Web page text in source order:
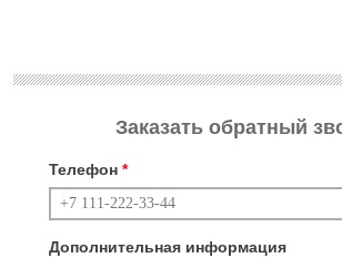
Заказать обратный
Телефон *
Дополнительная информация